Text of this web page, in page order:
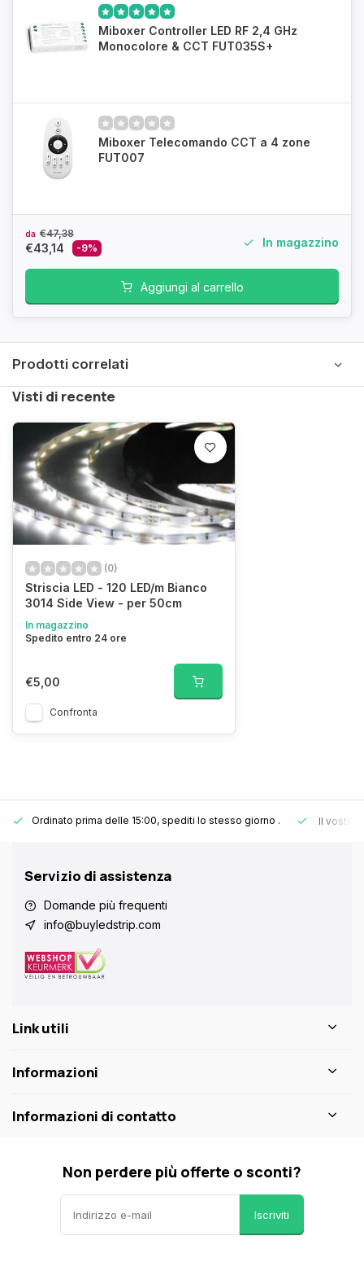
Miboxer Controller LED RF 2,4 GHz
Monocolore & CCT FUT035S+
Miboxer Telecomando CCT a 4 zone
FUT007
da €47,38
€43,14 -9% In magazzino
Aggiungi al carrello
Prodotti correlati
Visti di recente
(0)
Striscia LED - 120 LED/m Bianco
3014 Side View - per 50cm
In magazzino
Spedito entro 24 ore
€5,00
Confronta
Ordinato prima delle 15:00, spediti lo stesso giorno . Il vostro
Servizio di assistenza
Domande più frequenti
info@buyledstrip.com
Link utili
Informazioni
Informazioni di contatto
Non perdere più offerte o sconti?
Iscriviti